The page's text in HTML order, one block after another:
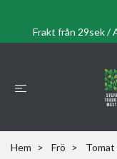
Frakt från 29sek /
Hem Frö